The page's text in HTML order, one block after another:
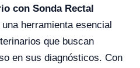
con Sonda Rectal
herramienta esencial
que buscan
en sus diagnósticos. Con